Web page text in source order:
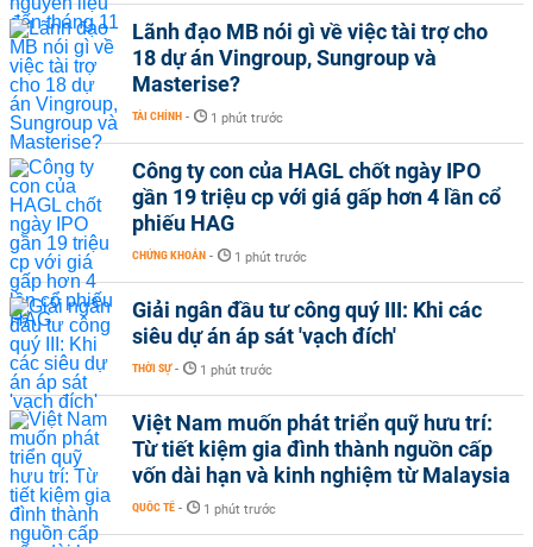
Lãnh đạo MB nói gì về việc tài trợ cho
18 dự án Vingroup, Sungroup và
Masterise?
TÀI CHÍNH - 1 phút trước
Công ty con của HAGL chốt ngày IPO
gần 19 triệu cp với giá gấp hơn 4 lần cổ
phiếu HAG
CHỨNG KHOÁN - 1 phút trước
Giải ngân đầu tư công quý III: Khi các
siêu dự án áp sát 'vạch đích'
THỜI SỰ - 1 phút trước
Việt Nam muốn phát triển quỹ hưu trí:
Từ tiết kiệm gia đình thành nguồn cấp
vốn dài hạn và kinh nghiệm từ Malaysia
QUỐC TẾ - 1 phút trước